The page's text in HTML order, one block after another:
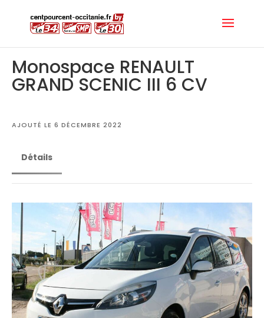
Monospace RENAULT
GRAND SCENIC III 6 CV
AJOUTÉ LE 6 DÉCEMBRE 2022
Détails